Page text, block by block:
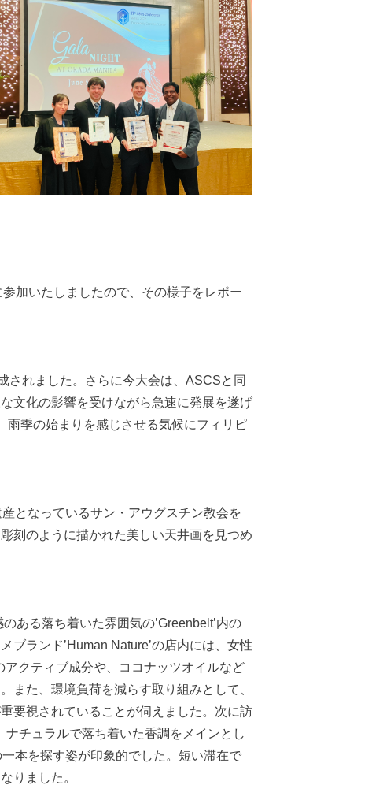
加いたしましたので、その様子をレポー
されました。さらに今大会は、ASCSと同
文化の影響を受けながら急速に発展を遂げ
雨季の始まりを感じさせる気候にフィリピ
となっているサン・アウグスチン教会を
刻のように描かれた美しい天井画を見つめ
ある落ち着いた雰囲気の’Greenbelt’内の
ランド’Human Nature’の店内には、女性
クティブ成分や、ココナッツオイルなど
また、環境負荷を減らす取り組みとして、
要視されていることが伺えました。次に訪
チュラルで落ち着いた香調をメインとし
本を探す姿が印象的でした。短い滞在で
りました。